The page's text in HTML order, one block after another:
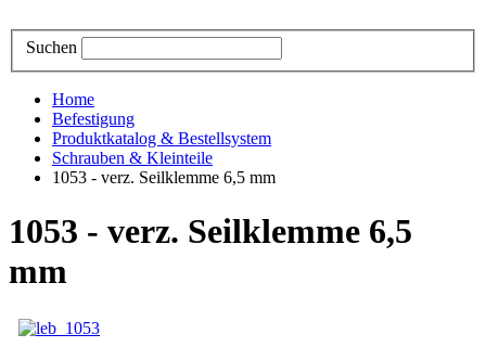
Suchen
Home
Befestigung
Produktkatalog & Bestellsystem
Schrauben & Kleinteile
1053 - verz. Seilklemme 6,5 mm
1053 - verz. Seilklemme 6,5
mm